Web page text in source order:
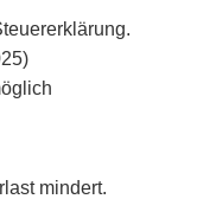
mindert.